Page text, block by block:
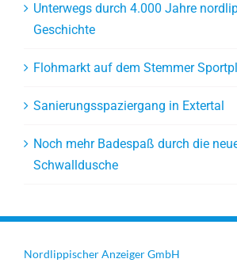
Unterwegs durch 4.000 Jahre
Geschichte
Flohmarkt auf dem Stemmer
Sanierungsspaziergang in Extertal
Noch mehr Badespaß durch die
Schwalldusche
Nordlippischer Anzeiger GmbH